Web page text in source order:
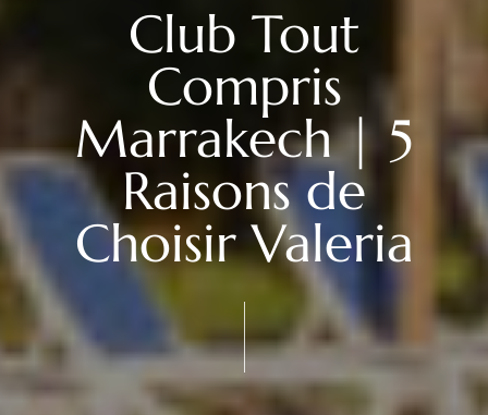
Club Tout
Compris
Marrakech | 5
Raisons de
Choisir Valeria